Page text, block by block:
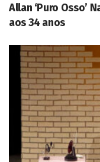
Allan ‘Puro Osso’
aos 34 anos